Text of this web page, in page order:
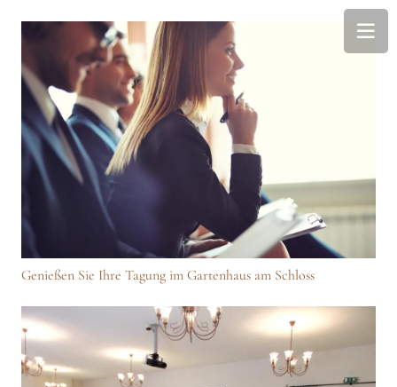
Genießen Sie Ihre Tagung im Gartenhaus am Schloss